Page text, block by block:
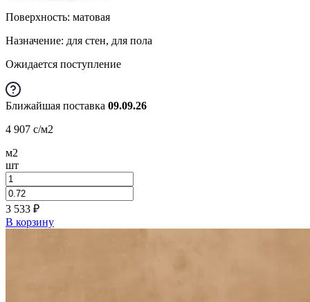
Поверхность: матовая
Назначение: для стен, для пола
Ожидается поступление
Ближайшая поставка 09.09.26
4 907 c/м2
м2
шт
3 533 ₽
В корзину